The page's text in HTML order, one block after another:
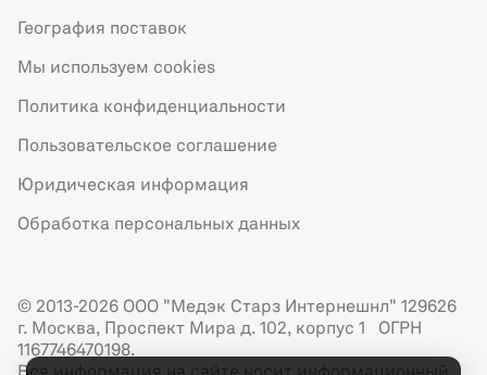
География поставок
Мы используем cookies
Политика конфиденциальности
Пользовательское соглашение
Юридическая информация
Обработка персональных данных
© 2013-2026 ООО "Медэк Старз Интернешнл" 129626
г. Москва, Проспект Мира д. 102, корпус 1 ОГРН
1167746470198.